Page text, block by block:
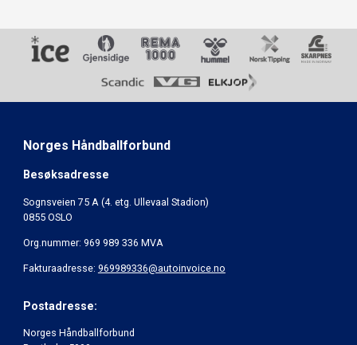
Norges Håndballforbund
Besøksadresse
Sognsveien 75 A (4. etg. Ullevaal Stadion)
0855 OSLO
Org.nummer: 969 989 336 MVA
Fakturaadresse: 969989336@autoinvoice.no
Postadresse:
Norges Håndballforbund